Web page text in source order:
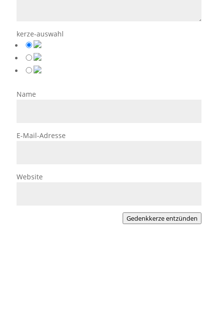
kerze-auswahl
Name
E-Mail-Adresse
Website
Gedenkkerze entzünden